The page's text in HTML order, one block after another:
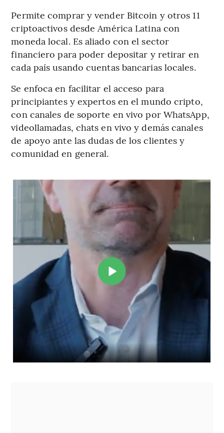
Permite comprar y vender Bitcoin y otros 11
criptoactivos desde América Latina con
moneda local. Es aliado con el sector
financiero para poder depositar y retirar en
cada país usando cuentas bancarias locales.
Se enfoca en facilitar el acceso para
principiantes y expertos en el mundo cripto,
con canales de soporte en vivo por WhatsApp,
videollamadas, chats en vivo y demás canales
de apoyo ante las dudas de los clientes y
comunidad en general.